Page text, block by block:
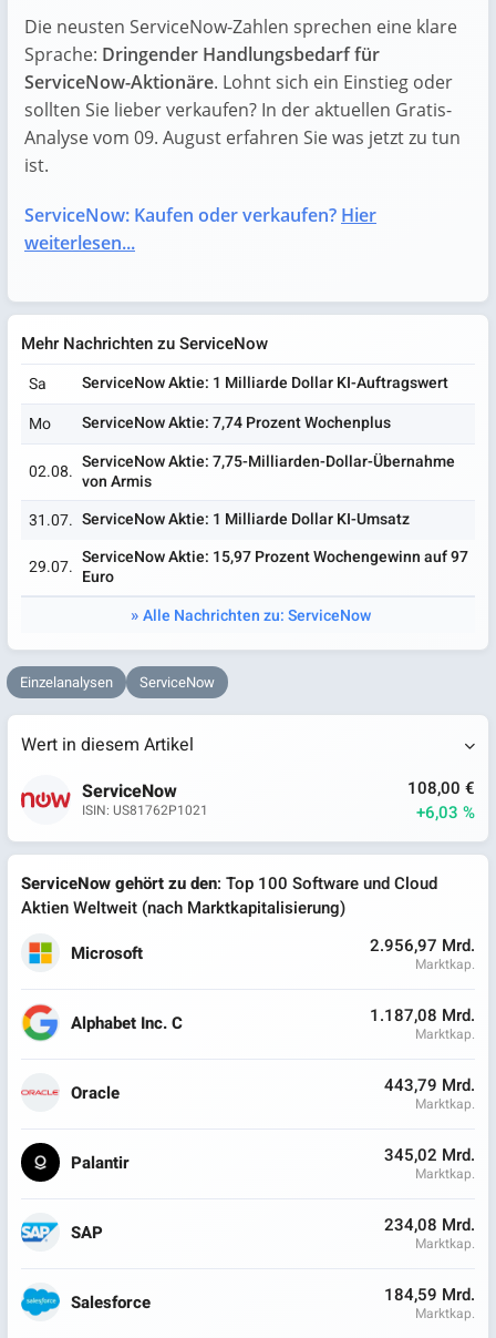
Die neusten ServiceNow-Zahlen sprechen eine klare
Sprache: Dringender Handlungsbedarf für
ServiceNow-Aktionäre. Lohnt sich ein Einstieg oder
sollten Sie lieber verkaufen? In der aktuellen Gratis-
Analyse vom 09. August erfahren Sie was jetzt zu tun
ist.
ServiceNow: Kaufen oder verkaufen? Hier
weiterlesen...
Mehr Nachrichten zu ServiceNow
Sa
ServiceNow Aktie: 1 Milliarde Dollar KI-Auftragswert
Mo
ServiceNow Aktie: 7,74 Prozent Wochenplus
02.08. ServiceNow Aktie: 7,75-Milliarden-Dollar-Übernahme
von Armis
31.07. ServiceNow Aktie: 1 Milliarde Dollar KI-Umsatz
29.07. ServiceNow Aktie: 15,97 Prozent Wochengewinn auf 97
Euro
Alle Nachrichten zu: ServiceNow
Einzelanalysen ServiceNow
Wert in diesem Artikel
ServiceNow
ISIN: US81762P1021
108,00 €
+6,03 %
ServiceNow gehört zu den: Top 100 Software und Cloud
Aktien Weltweit (nach Marktkapitalisierung)
Microsoft
2.956,97 Mrd.
Marktkap.
Alphabet Inc. C 1.187,08 Mrd.
Marktkap.
Oracle 443,79 Mrd.
Marktkap.
Palantir 345,02 Mrd.
Marktkap.
SAP 234,08 Mrd.
Marktkap.
Salesforce 184,59 Mrd.
Marktkap.